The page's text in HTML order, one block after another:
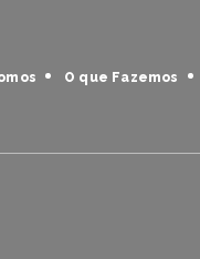
O que Fazemos